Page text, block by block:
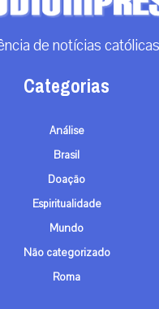
de notícias
Categorias
Análise
Brasil
Doação
Espiritualidade
Mundo
Não categorizado
Roma